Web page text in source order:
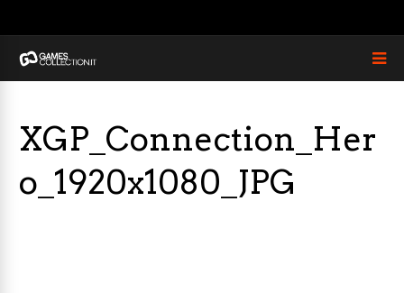
XGP_Connection_Her
o_1920x1080_JPG